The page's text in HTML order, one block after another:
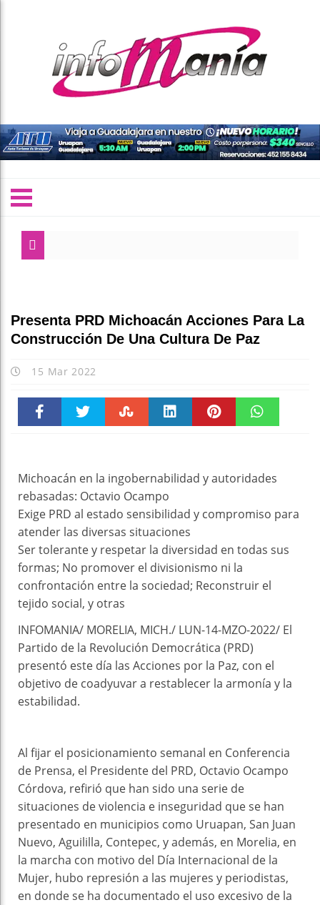
Presenta PRD Michoacán Acciones Para La
Construcción De Una Cultura De Paz
15 Mar 2022
k
Michoacán en la ingobernabilidad y autoridades
rebasadas: Octavio Ocampo
Exige PRD al estado sensibilidad y compromiso para
atender las diversas situaciones
Ser tolerante y respetar la diversidad en todas sus
formas; No promover el divisionismo ni la
confrontación entre la sociedad; Reconstruir el
tejido social, y otras
INFOMANIA/ MORELIA, MICH./ LUN-14-MZO-2022/ El
Partido de la Revolución Democrática (PRD)
presentó este día las Acciones por la Paz, con el
objetivo de coadyuvar a restablecer la armonía y la
estabilidad.
Al fijar el posicionamiento semanal en Conferencia
de Prensa, el Presidente del PRD, Octavio Ocampo
Córdova, refirió que han sido una serie de
situaciones de violencia e inseguridad que se han
presentado en municipios como Uruapan, San Juan
Nuevo, Aguililla, Contepec, y además, en Morelia, en
la marcha con motivo del Día Internacional de la
Mujer, hubo represión a las mujeres y periodistas,
en donde se ha documentado el uso excesivo de la